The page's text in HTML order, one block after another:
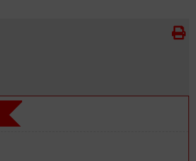
WiFi 802.11ac , Bluetooth 5.0